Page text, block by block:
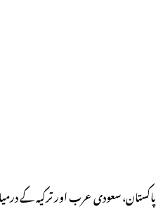
پاکستان، سعودی عرب اور ترکیہ کے